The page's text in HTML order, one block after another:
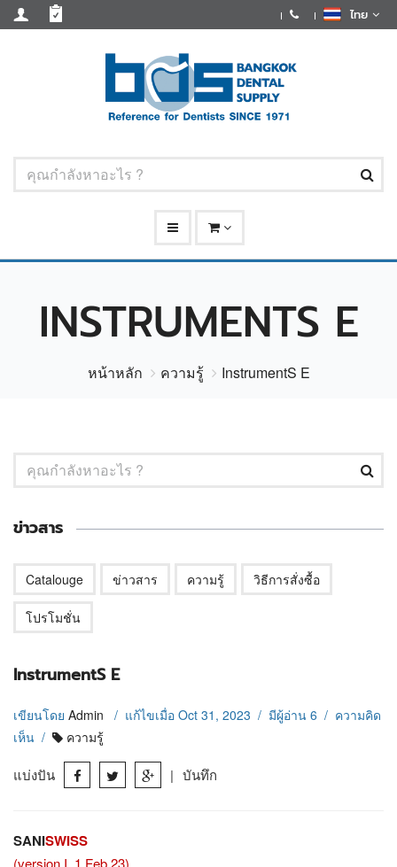
ไทย
INSTRUMENTS E
หน้าหลัก ความรู้ InstrumentS E
ข่าวสาร
Catalouge ข่าวสาร ความรู้ วิธีการสั่งซื้อ
โปรโมชั่น
InstrumentS E
เขียนโดย Admin
/ แก้ไขเมื่อ Oct 31, 2023 / มีผู้อ่าน 6 / ความคิด
เห็น / ความรู้
แบ่งปัน | บันทึก
SANISWISS
(version I, 1 Feb 23)